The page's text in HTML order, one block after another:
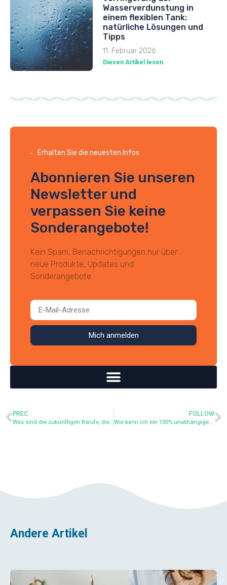
Wasserverdunstung in
einem flexiblen Tank:
natürliche Lösungen und
Tipps
11. Februar 2026
Diesen Artikel lesen
Erhalten Sie die neuesten Infos
Abonnieren Sie unseren
Newsletter und
verpassen Sie keine
Sonderangebote!
Kein Spam, Benachrichtigungen nur über
neue Produkte, Updates und
Sonderangebote.
Mich anmelden
PREC.
Was sind die zukünftigen Berufe, die mit Wasser und Ökologie zu tun haben?
FOLLOW
Wie kann ich ein 100% unabhängiges Bewässerungssystem mit einem flexiblen Tank einrichten?
Andere Artikel